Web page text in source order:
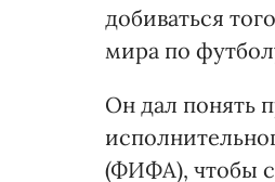
добиваться
мира по
Он дал понять
(ФИФА), чтобы